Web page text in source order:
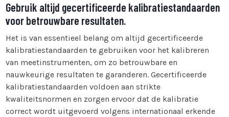
Gebruik altijd gecertificeerde kalibratiestandaarden
voor betrouwbare resultaten.
Het is van essentieel belang om altijd gecertificeerde
kalibratiestandaarden te gebruiken voor het kalibreren
van meetinstrumenten, om zo betrouwbare en
nauwkeurige resultaten te garanderen. Gecertificeerde
kalibratiestandaarden voldoen aan strikte
kwaliteitsnormen en zorgen ervoor dat de kalibratie
correct wordt uitgevoerd volgens internationaal erkende